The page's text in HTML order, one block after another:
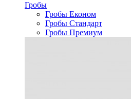
Гробы
Гробы Економ
Гробы Стандарт
Гробы Премиум